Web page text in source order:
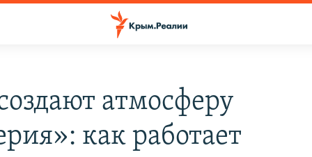
атмосферу
как работает